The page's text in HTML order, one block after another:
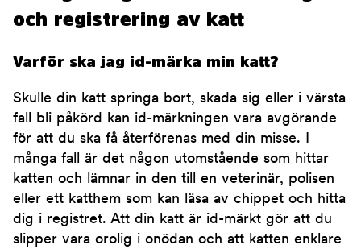
och registrering av katt
Varför ska jag id-märka min katt?
Skulle din katt springa bort, skada sig eller i värsta
fall bli påkörd kan id-märkningen vara avgörande
för att du ska få återförenas med din misse. I
många fall är det någon utomstående som hittar
katten och lämnar in den till en veterinär, polisen
eller ett katthem som kan läsa av chippet och hitta
dig i registret. Att din katt är id-märkt gör att du
slipper vara orolig i onödan och att katten enklare